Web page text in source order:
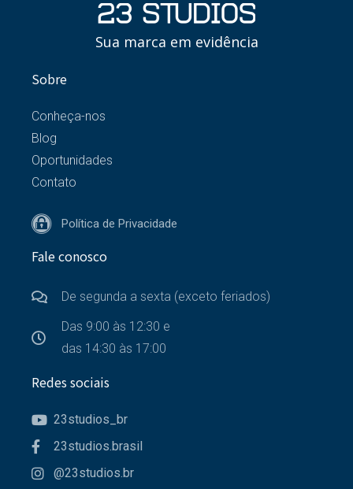
Sua marca em evidência
Sobre
Conheça-nos
Blog
Oportunidades
Contato
Política de Privacidade
Fale conosco
De segunda a sexta (exceto feriados)
Das 9:00 às 12:30 e
das 14:30 às 17:00
Redes sociais
23studios_br
23studios.brasil
@23studios.br